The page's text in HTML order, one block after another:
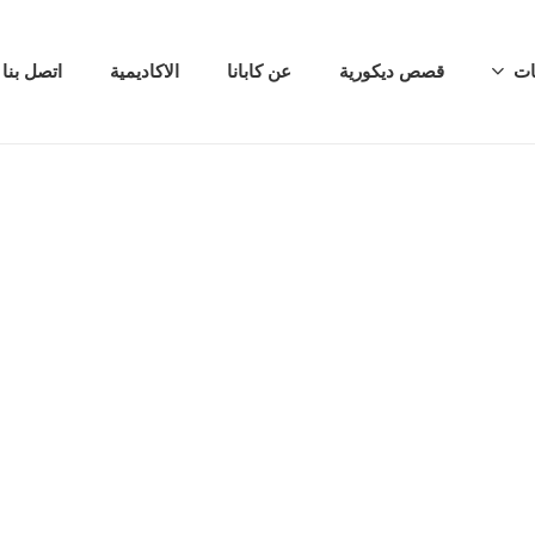
قصص ديكورية عن كابانا الاكاديمية اتصل بنا